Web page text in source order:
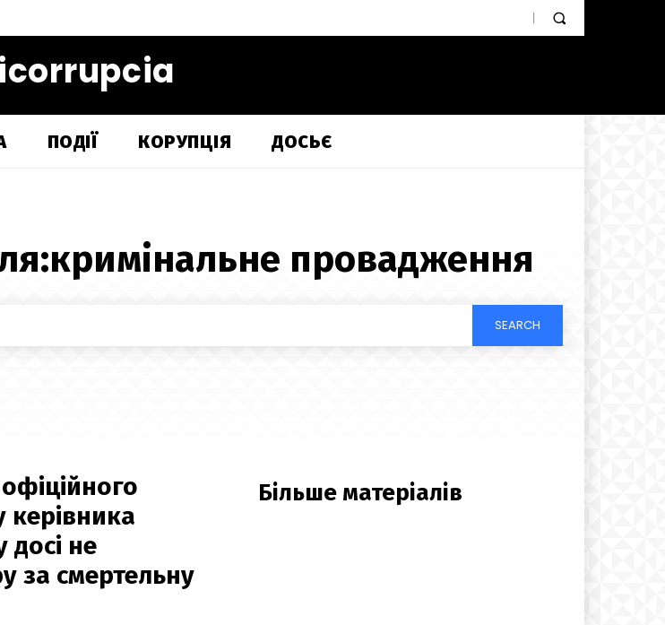
ПОДІЇ КОРУПЦІЯ ДОСЬЄ
кримінальне провадження
SEARCH
керівника
досі не
за смертельну
Більше матеріалів